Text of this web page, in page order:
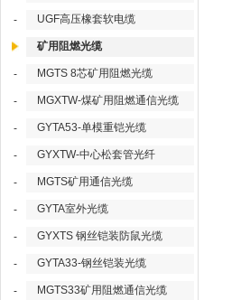
- UGF高压橡套软电缆
矿用阻燃光缆
- MGTS 8芯矿用阻燃光缆
- MGXTW-煤矿用阻燃通信光缆
- GYTA53-单模重铠光缆
- GYXTW-中心松套管光纤
- MGTS矿用通信光缆
- GYTA室外光缆
- GYXTS 钢丝铠装防鼠光缆
- GYTA33-钢丝铠装光缆
- MGTS33矿用阻燃通信光缆